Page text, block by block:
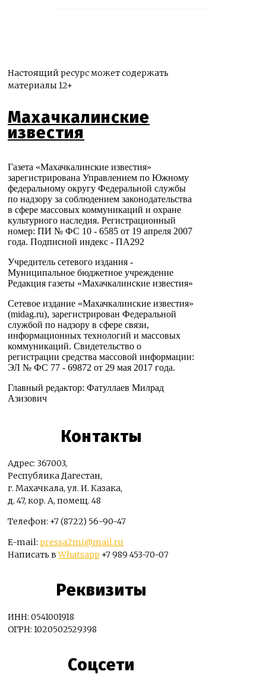
Настоящий ресурс может содержать
материалы 12+
Махачкалинские
известия
Газета «Махачкалинские известия»
зарегистрирована Управлением по Южному
федеральному округу Федеральной службы
по надзору за соблюдением законодательства
в сфере массовых коммуникаций и охране
культурного наследия. Регистрационный
номер: ПИ № ФС 10 - 6585 от 19 апреля 2007
года. Подписной индекс - ПА292
Учредитель сетевого издания -
Муниципальное бюджетное учреждение
Редакция газеты «Махачкалинские известия»
Сетевое издание «Махачкалинские известия»
(midag.ru), зарегистрирован Федеральной
службой по надзору в сфере связи,
информационных технологий и массовых
коммуникаций. Свидетельство о
регистрации средства массовой информации:
ЭЛ № ФС 77 - 69872 от 29 мая 2017 года.
Главный редактор: Фатуллаев Милрад
Азизович
Контакты
Адрес: 367003,
Республика Дагестан,
г. Махачкала, ул. И. Казака,
д. 47, кор. А, помещ. 48
Телефон: +7 (8722) 56-90-47
E-mail: pressa2mi@mail.ru
Написать вWhatsapp +7 989 453-70-07
Реквизиты
ИНН: 0541001918
ОГРН: 1020502529398
Соцсети